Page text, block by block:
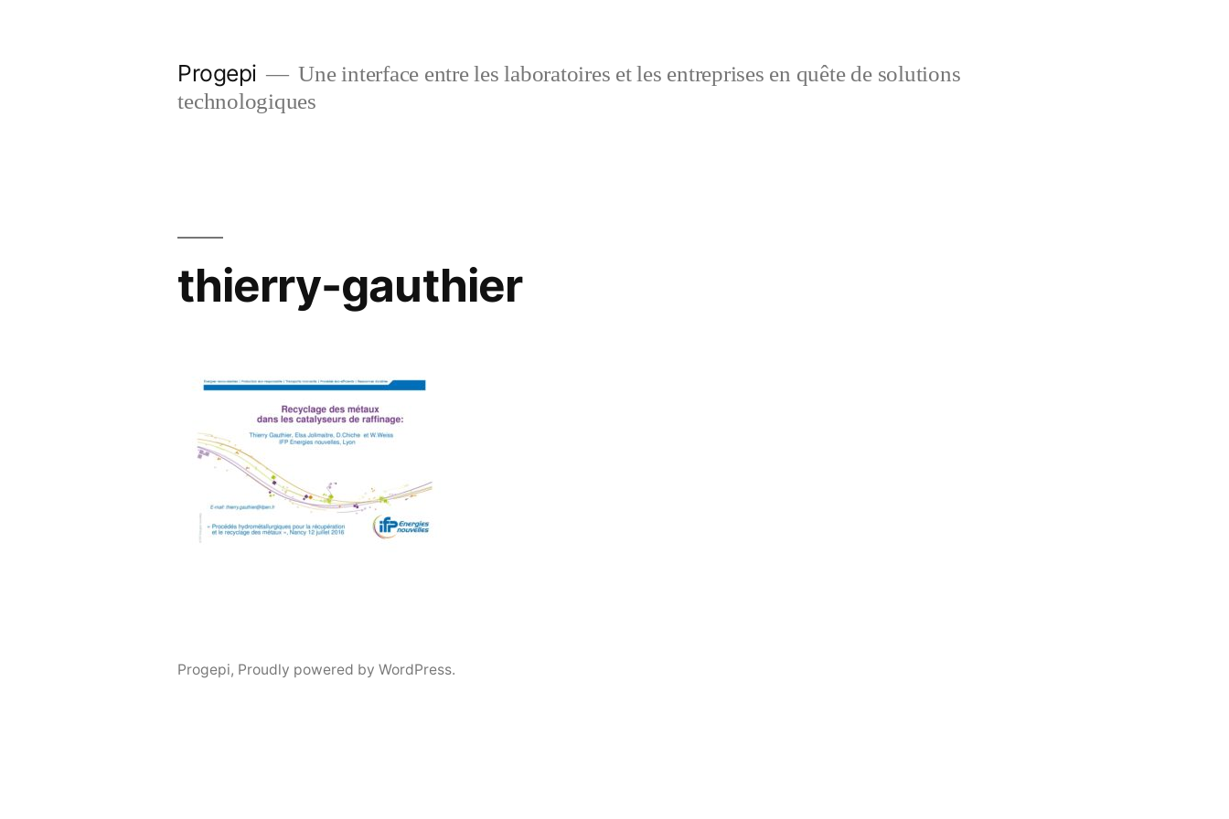
Progepi
Une interface entre les laboratoires et les entreprises en quête de solutions
technologiques
thierry-gauthier
Progepi, Proudly powered by WordPress.